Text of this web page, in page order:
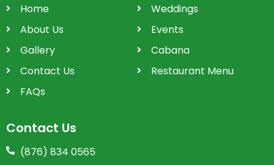
Home
About Us
Gallery
Contact Us
FAQs
Weddings
Events
Cabana
Restaurant Menu
Contact Us
(876) 834 0565